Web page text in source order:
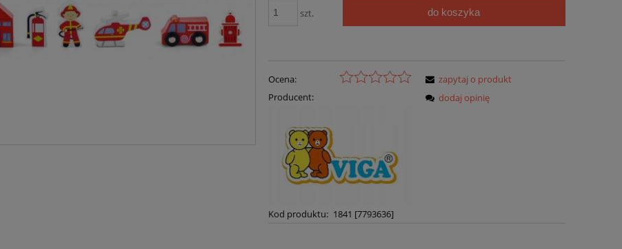
szt. do koszyka
Ocena:
Producent:
Kod produktu: 1841 [7793636]
zapytaj o produkt
dodaj opinię